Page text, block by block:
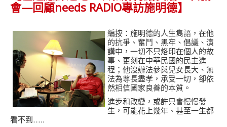
會—回顧needs RADIO專訪施明德】
編按：施明德的人生雋語，在他
的抗爭、奮鬥、黑牢、倡議、演
講中，一切不只烙印在個人的故
事、更刻在中華民國的民主進
程；他沒辦法參與兒女長大、無
法為尊長盡孝，承受一切，卻依
然相信國家良善的本質。
進步和改變，或許只會慢慢發
生，可能花上幾年、甚至一生都
看不到…..